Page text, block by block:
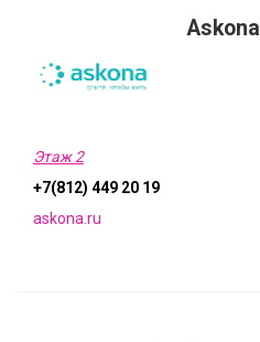
Askona
Этаж 2
+7(812) 449 20 19
askona.ru